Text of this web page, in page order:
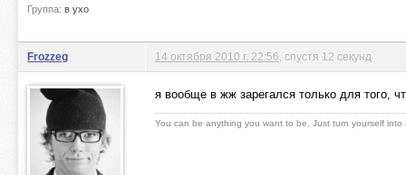
Группа: в ухо
Frozzeg 14 октября 2010 г. 22:56 , спустя 12 секунд
я вообще в жж зарегался только для того,
You can be anything you want to be. Just turn yourself